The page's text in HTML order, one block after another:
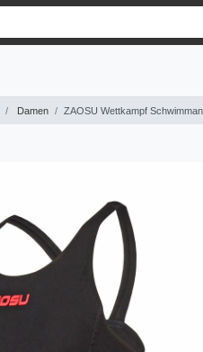
Damen ZAOSU Wettkampf